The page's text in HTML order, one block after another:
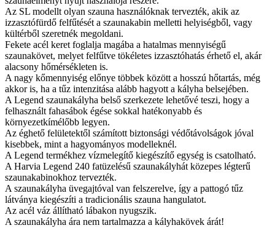
Az SL modellt olyan szauna használóknak tervezték, akik az
izzasztófürdő felfűtését a szaunakabin melletti helyiségből, vagy
kültérből szeretnék megoldani.
Fekete acél keret foglalja magába a hatalmas mennyiségű
szaunakövet, melyet felfűtve tökéletes izzasztóhatás érhető el, akár
alacsony hőmérsékleten is.
A nagy kőmennyiség előnye többek között a hosszú hőtartás, még
akkor is, ha a tűz intenzitása alább hagyott a kályha belsejében.
A Legend szaunakályha belső szerkezete lehetővé teszi, hogy a
felhasznált fahasábok égése sokkal hatékonyabb és
környezetkímélőbb legyen.
Az éghető felületektől számított biztonsági védőtávolságok jóval
kisebbek, mint a hagyományos modelleknél.
A Legend termékhez vízmelegítő kiegészítő egység is csatolható.
A Harvia Legend 240 fatüzelésű szaunakályhát közepes légterű
szaunakabinokhoz tervezték.
A szaunakályha üvegajtóval van felszerelve, így a pattogó tűz
látványa kiegészíti a tradicionális szauna hangulatot.
Az acél váz állítható lábakon nyugszik.
A szaunakályha ára nem tartalmazza a kályhakövek árát!